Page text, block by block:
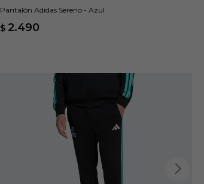
Pantalón Adidas Sereno - Azul
$ 2.490